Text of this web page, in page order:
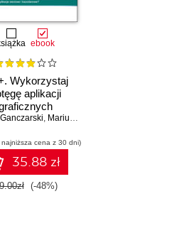
ebook
Wykorzystaj
aplikacji
, Mariusz Owczarek
najniższa cena z 30 dni)
35.88 zł
(-48%)